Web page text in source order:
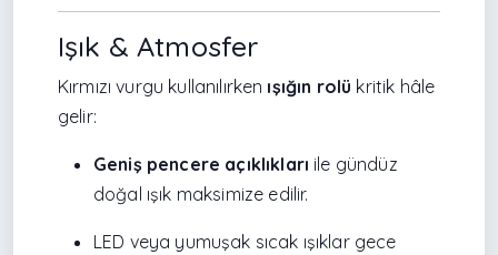
Işık & Atmosfer
Kırmızı vurgu kullanılırken ışığın rolü kritik hâle
gelir:
Geniş pencere açıklıkları ile gündüz
doğal ışık maksimize edilir.
LED veya yumuşak sıcak ışıklar gece